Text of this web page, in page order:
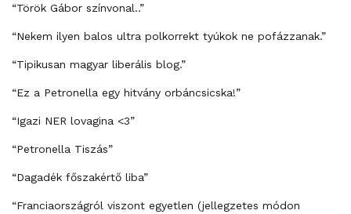
“Török Gábor színvonal..”
“Nekem ilyen balos ultra polkorrekt tyúkok ne pofázzanak.”
“Tipikusan magyar liberális blog.”
“Ez a Petronella egy hitvány orbáncsicska!”
“Igazi NER lovagina <3”
“Petronella Tiszás”
“Dagadék főszakértő liba”
“Franciaországról viszont egyetlen (jellegzetes módon